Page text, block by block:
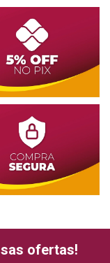
ofertas!